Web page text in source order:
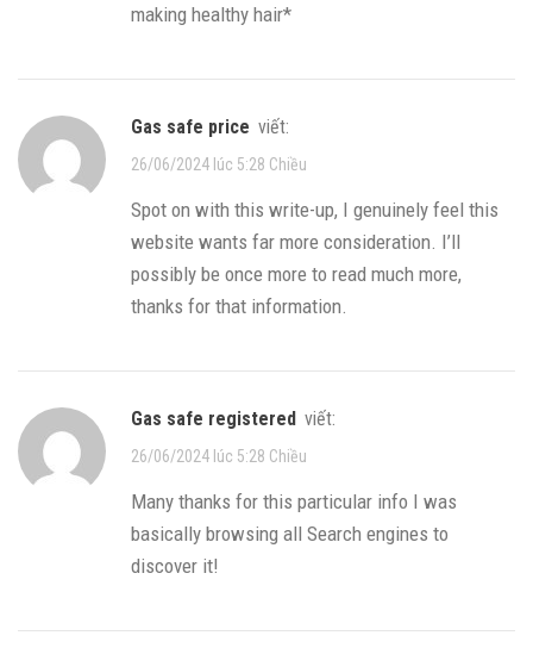
making healthy hair*
gas safe price viết:
26/06/2024 lúc 5:28 Chiều
Spot on with this write-up, I genuinely feel this
website wants far more consideration. I’ll
possibly be once more to read much more,
thanks for that information.
gas safe registered viết:
26/06/2024 lúc 5:28 Chiều
Many thanks for this particular info I was
basically browsing all Search engines to
discover it!